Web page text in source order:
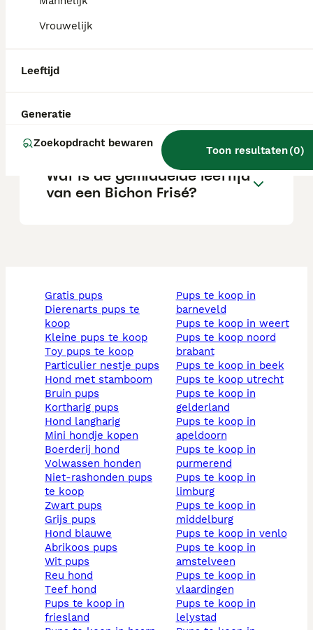
Vrouwelijk
Leeftijd
Generatie
Zoekopdracht bewaren
Toon resultaten(0)
Kan een Bichon Frisé alleen
Bichon Frisé?
Wat is de gemiddelde leeftijd
van een Bichon Frisé?
gratis pups
dierenarts pups te
koop
kleine pups te koop
toy pups te koop
particulier nestje pups
hond met stamboom
bruin pups
kortharig pups
hond langharig
mini hondje kopen
boerderij hond
volwassen honden
niet-rashonden pups
te koop
zwart pups
grijs pups
hond blauwe
abrikoos pups
wit pups
reu hond
teef hond
pups te koop in
friesland
pups te koop in
barneveld
pups te koop in weert
pups te koop noord
brabant
pups te koop in beek
pups te koop utrecht
pups te koop in
gelderland
pups te koop in
apeldoorn
pups te koop in
purmerend
pups te koop in
limburg
pups te koop in
middelburg
pups te koop in venlo
pups te koop in
amstelveen
pups te koop in
vlaardingen
pups te koop in
lelystad